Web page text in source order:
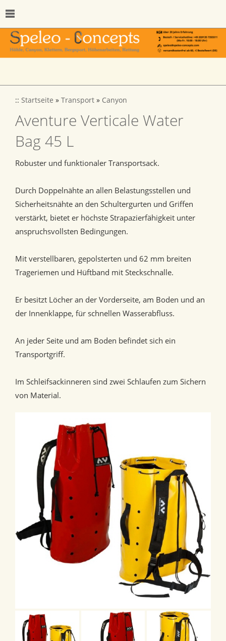
:: Startseite » Transport » Canyon
Aventure Verticale Water
Bag 45 L
Robuster und funktionaler Transportsack.
Durch Doppelnähte an allen Belastungsstellen und
Sicherheitsnähte an den Schultergurten und Griffen
verstärkt, bietet er höchste Strapazierfähigkeit unter
anspruchsvollsten Bedingungen.
Mit verstellbaren, gepolsterten und 62 mm breiten
Trageriemen und Hüftband mit Steckschnalle.
Er besitzt Löcher an der Vorderseite, am Boden und an
der Innenklappe, für schnellen Wasserabfluss.
An jeder Seite und am Boden befindet sich ein
Transportgriff.
Im Schleifsackinneren sind zwei Schlaufen zum Sichern
von Material.